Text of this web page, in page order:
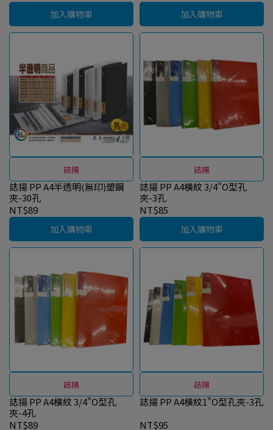
加入購物車 加入購物車
誌揚
誌揚 PP A4半透明(無印)塑鋼
夾-30孔
NT$89
加入購物車
誌揚
誌揚 PP A4橫紋 3/4"O型孔
夾-3孔
NT$85
加入購物車
誌揚
誌揚 PP A4橫紋 3/4"O型孔
夾-4孔
NT$89
誌揚
誌揚 PP A4橫紋1"O型孔夾-3孔
NT$95